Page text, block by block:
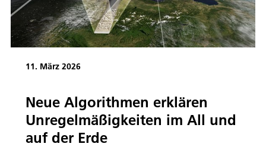
11. März 2026
Neue Algorithmen erklären
Unregelmäßigkeiten im All und
auf der Erde